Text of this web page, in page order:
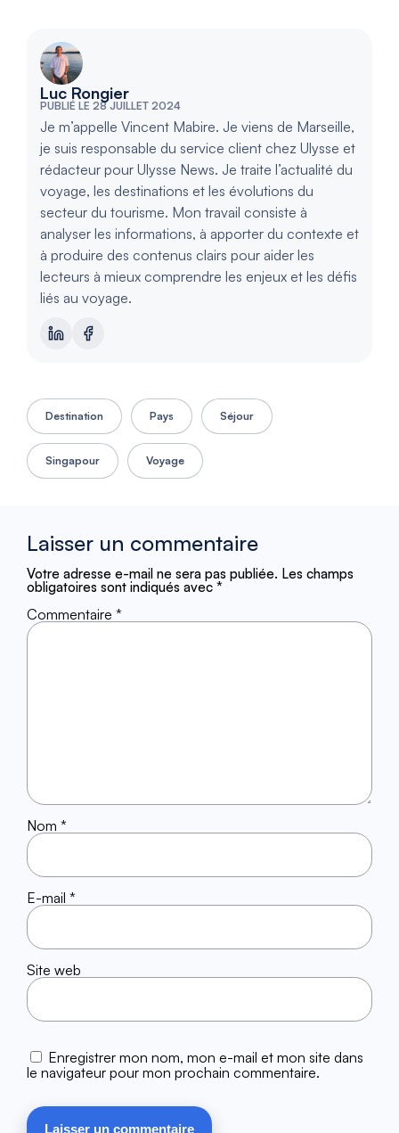
Luc Rongier
PUBLIÉ LE 28 JUILLET 2024
Je m’appelle Vincent Mabire. Je viens de Marseille,
je suis responsable du service client chez Ulysse et
rédacteur pour Ulysse News. Je traite l’actualité du
voyage, les destinations et les évolutions du
secteur du tourisme. Mon travail consiste à
analyser les informations, à apporter du contexte et
à produire des contenus clairs pour aider les
lecteurs à mieux comprendre les enjeux et les défis
liés au voyage.
Destination Pays Séjour
Singapour Voyage
Laisser un commentaire
Votre adresse e-mail ne sera pas publiée. Les champs
obligatoires sont indiqués avec *
Commentaire *
Nom *
E-mail *
Site web
Enregistrer mon nom, mon e-mail et mon site dans
le navigateur pour mon prochain commentaire.